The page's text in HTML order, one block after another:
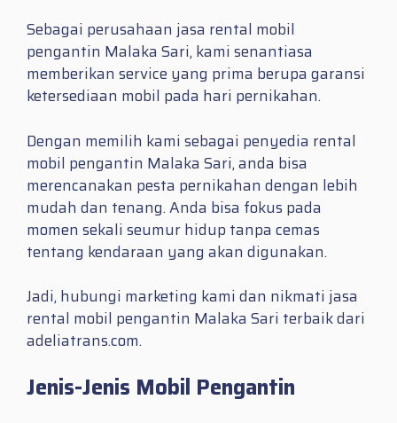
Sebagai perusahaan jasa rental mobil
pengantin Malaka Sari, kami senantiasa
memberikan service yang prima berupa garansi
ketersediaan mobil pada hari pernikahan.
Dengan memilih kami sebagai penyedia rental
mobil pengantin Malaka Sari, anda bisa
merencanakan pesta pernikahan dengan lebih
mudah dan tenang. Anda bisa fokus pada
momen sekali seumur hidup tanpa cemas
tentang kendaraan yang akan digunakan.
Jadi, hubungi marketing kami dan nikmati jasa
rental mobil pengantin Malaka Sari terbaik dari
adeliatrans.com.
Jenis-Jenis Mobil Pengantin